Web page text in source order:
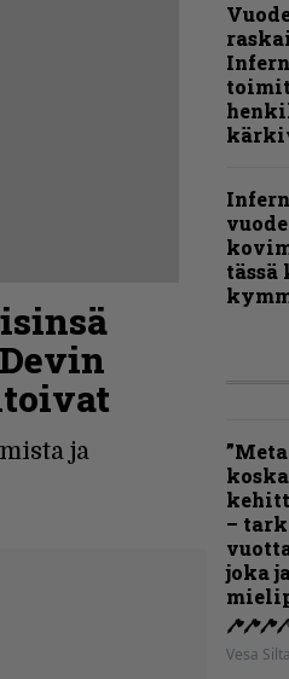
ja
tässä
–
joka
Vesa